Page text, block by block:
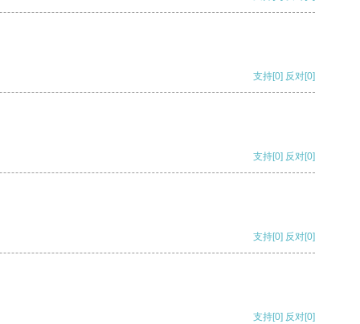
支持[0] 反对[0]
支持[0] 反对[0]
支持[0] 反对[0]
支持[0] 反对[0]